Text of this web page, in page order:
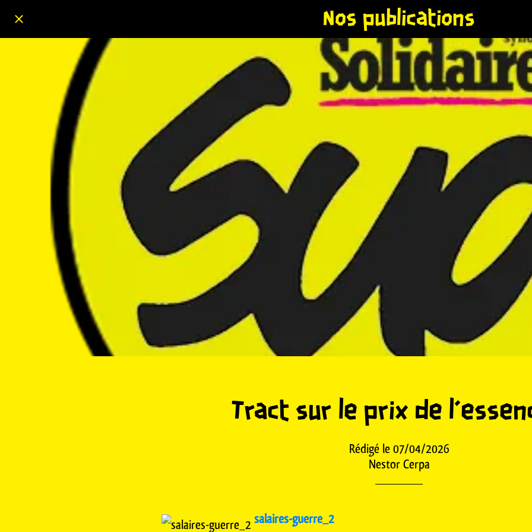
Nos publications
Tract sur le prix de
Rédigé le 07/04/2026
Nestor Cerpa
salaires-guerre_2